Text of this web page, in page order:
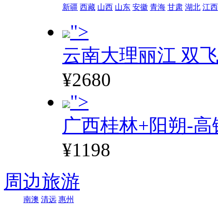
新疆 西藏 山西 山东 安徽 青海 甘肃 湖北 江西
">
云南大理丽江 双
¥2680
">
广西桂林+阳朔-高
¥1198
周边旅游
南澳 清远 惠州